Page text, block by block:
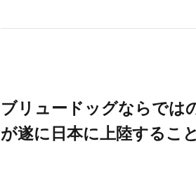
ブリュードッグならでは
が遂に日本に上陸するこ